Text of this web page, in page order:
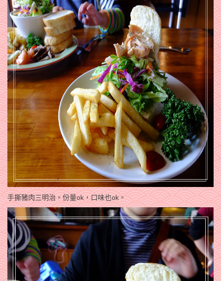
手撕豬肉三明治。份量ok，口味也ok。